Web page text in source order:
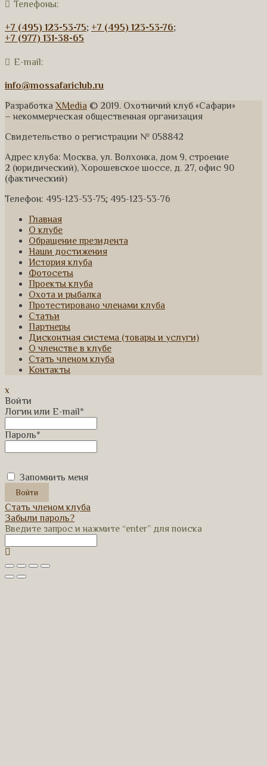
Телефоны:
+7 (495) 123-53-75; +7 (495) 123-53-76;
+7 (977) 131-38-65
E-mail:
info@mossafariclub.ru
Разработка XMedia © 2019. Охотничий клуб «Сафари»
– некоммерческая общественная организация
Свидетельство о регистрации № 058842
Адрес клуба: Москва, ул. Волхонка, дом 9, строение
2 (юридический), Хорошевское шоссе, д. 27, офис 90
(фактический)
Телефон: 495-123-53-75; 495-123-53-76
Главная
О клубе
Обращение президента
Наши достижения
История клуба
Фотосеты
Проекты клуба
Охота и рыбалка
Протестировано членами клуба
Статьи
Партнеры
Дисконтная система (товары и услуги)
О членстве в клубе
Стать членом клуба
Контакты
x
Войти
Логин или E-mail*
Пароль*
Запомнить меня
Стать членом клуба
Забыли пароль?
Введите запрос и нажмите “enter” для поиска